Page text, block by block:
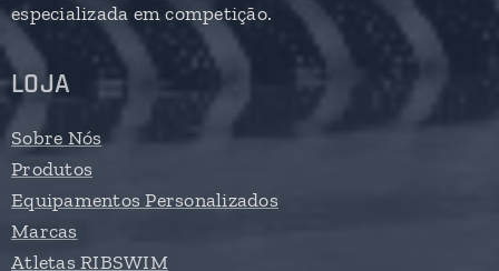
especializada em competição.
LOJA
Sobre Nós
Produtos
Equipamentos Personalizados
Marcas
Atletas RIBSWIM